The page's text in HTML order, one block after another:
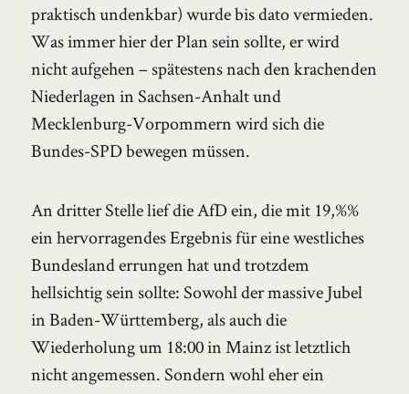
praktisch undenkbar) wurde bis dato vermieden.
Was immer hier der Plan sein sollte, er wird
nicht aufgehen – spätestens nach den krachenden
Niederlagen in Sachsen-Anhalt und
Mecklenburg-Vorpommern wird sich die
Bundes-SPD bewegen müssen.
An dritter Stelle lief die AfD ein, die mit 19,%%
ein hervorragendes Ergebnis für eine westliches
Bundesland errungen hat und trotzdem
hellsichtig sein sollte: Sowohl der massive Jubel
in Baden-Württemberg, als auch die
Wiederholung um 18:00 in Mainz ist letztlich
nicht angemessen. Sondern wohl eher ein